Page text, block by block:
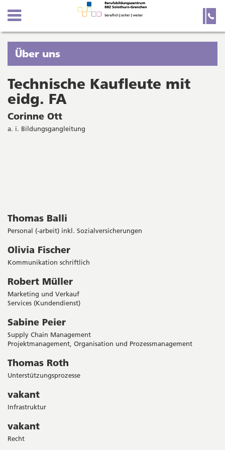
Kanton
Solothurn
Wichtige
Seiten
Startseite
Hauptnavigation
Inhalt
Sitemap
Suche
Navigation
und
Suche
Navigation
Sie
befinden
sich
gerade
in:
Über uns
Technische Kaufleute mit
eidg. FA
Corinne Ott
a. i. Bildungsgangleitung
Thomas Balli
Personal (-arbeit) inkl. Sozialversicherungen
Olivia Fischer
Kommunikation schriftlich
Robert Müller
Marketing und Verkauf
Services (Kundendienst)
Sabine Peier
Supply Chain Management
Projektmanagement, Organisation und Prozessmanagement
Thomas Roth
Unterstützungsprozesse
vakant
Infrastruktur
vakant
Recht